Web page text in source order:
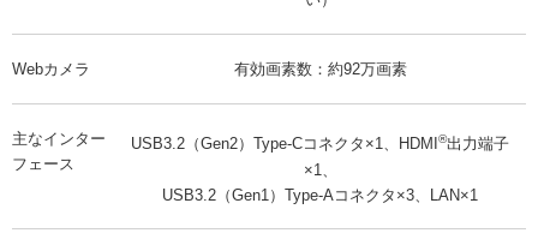
Webカメラ 有効画素数：約92万画素
主なインター
フェース
USB3.2（Gen2）Type-Cコネクタ×1、HDMI ®出力端子
×1、
USB3.2（Gen1）Type-Aコネクタ×3、LAN×1